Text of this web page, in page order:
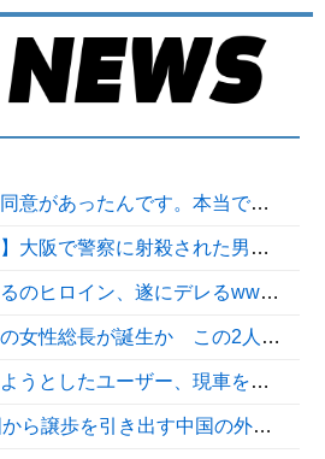
本当です。信じて下さい」 ←何でこの主張が通らないの？
た男の動画、エグい 撃たれてから叫びながら苦しみもがいて死ぬ
のヒロイン、遂にデレるwwww
長が誕生か この2人の一騎打ちになりそう他
を処分して代金を支払い、平日の納車日に予定を合わせた結果……
国の外交戦略、他国がサプライチェーン変更で対抗した結果……